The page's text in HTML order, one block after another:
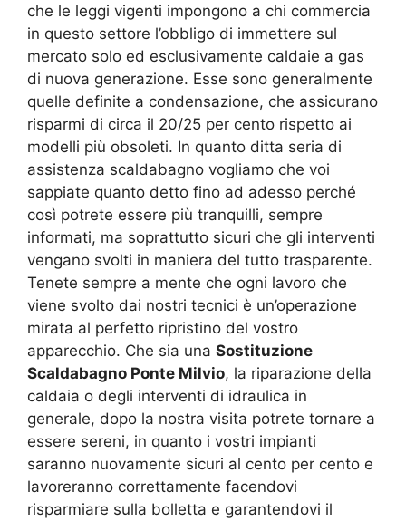
che le leggi vigenti impongono a chi commercia
in questo settore l’obbligo di immettere sul
mercato solo ed esclusivamente caldaie a gas
di nuova generazione. Esse sono generalmente
quelle definite a condensazione, che assicurano
risparmi di circa il 20/25 per cento rispetto ai
modelli più obsoleti. In quanto ditta seria di
assistenza scaldabagno vogliamo che voi
sappiate quanto detto fino ad adesso perché
così potrete essere più tranquilli, sempre
informati, ma soprattutto sicuri che gli interventi
vengano svolti in maniera del tutto trasparente.
Tenete sempre a mente che ogni lavoro che
viene svolto dai nostri tecnici è un’operazione
mirata al perfetto ripristino del vostro
apparecchio. Che sia una Sostituzione
Scaldabagno Ponte Milvio, la riparazione della
caldaia o degli interventi di idraulica in
generale, dopo la nostra visita potrete tornare a
essere sereni, in quanto i vostri impianti
saranno nuovamente sicuri al cento per cento e
lavoreranno correttamente facendovi
risparmiare sulla bolletta e garantendovi il